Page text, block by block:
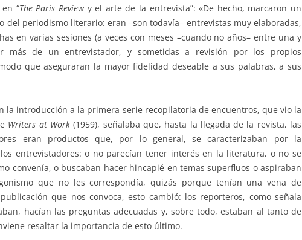
“The Paris Reviewy el arte de la entrevista”: «De hecho, marcaron un
del periodismo literario: eran –son todavía– entrevistas muy elaboradas,
en varias sesiones (a veces con meses –cuando no años– entre una y
más de un entrevistador, y sometidas a revisión por los propios
que aseguraran la mayor fidelidad deseable a sus palabras, a sus
la introducción a la primera serie recopilatoria de encuentros, que vio la
Writers at Work (1959), señalaba que, hasta la llegada de la revista, las
eran productos que, por lo general, se caracterizaban por la
entrevistadores: o no parecían tener interés en la literatura, o no se
convenía, o buscaban hacer hincapié en temas superfluos o aspiraban
que no les correspondía, quizás porque tenían una vena de
que nos convoca, esto cambió: los reporteros, como señala
hacían las preguntas adecuadas y, sobre todo, estaban al tanto de
resaltar la importancia de esto último.